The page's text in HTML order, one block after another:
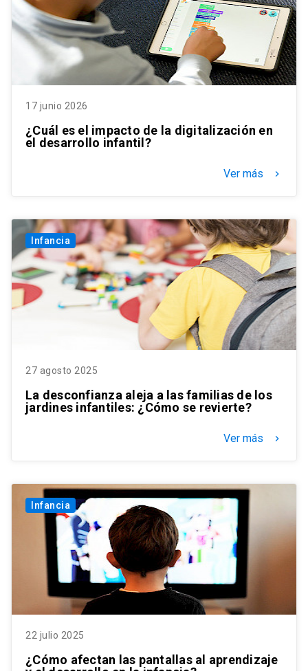
17 junio 2026
¿Cuál es el impacto de la digitalización en
el desarrollo infantil?
Ver más keyboard_arrow_right
Infancia
27 agosto 2025
La desconfianza aleja a las familias de los
jardines infantiles: ¿Cómo se revierte?
Ver más keyboard_arrow_right
Infancia
22 julio 2025
¿Cómo afectan las pantallas al aprendizaje